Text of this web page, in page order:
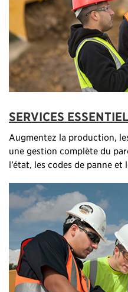
SERVICES
Augmentez la production,
une gestion complète du
l’état, les codes de panne